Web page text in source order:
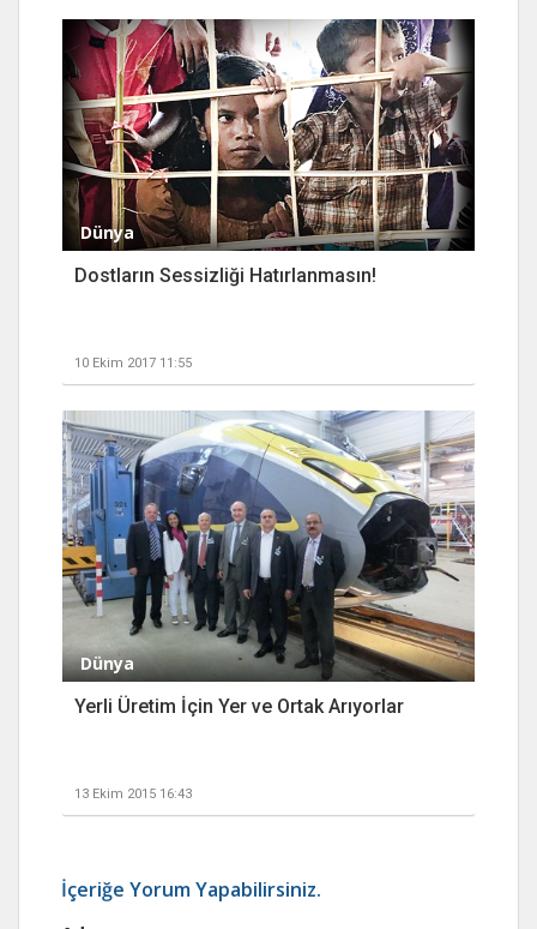
Dünya
Dostların Sessizliği Hatırlanmasın!
10 Ekim 2017 11:55
Dünya
Yerli Üretim İçin Yer ve Ortak Arıyorlar
13 Ekim 2015 16:43
İçeriğe Yorum Yapabilirsiniz.